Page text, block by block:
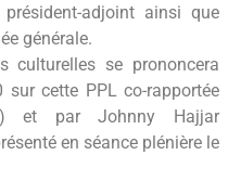
adjoint ainsi que
générale.
culturelles se prononcera
cette PPL co-rapportée
et par Johnny Hajjar
en séance plénière le